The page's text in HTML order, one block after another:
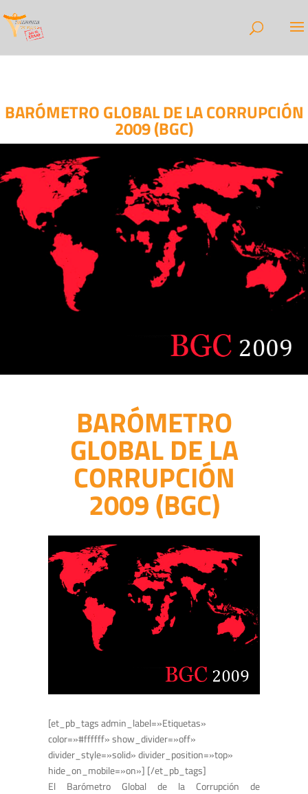
BARÓMETRO GLOBAL DE LA CORRUPCIÓN
2009 (BGC)
BARÓMETRO
GLOBAL DE LA
CORRUPCIÓN
2009 (BGC)
[et_pb_tags admin_label=»Etiquetas»
color=»#ffffff» show_divider=»off»
divider_style=»solid» divider_position=»top»
hide_on_mobile=»on»] [/et_pb_tags]
El Barómetro Global de la Corrupción de